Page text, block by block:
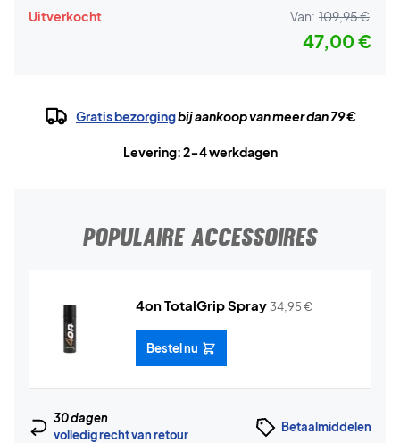
Uitverkocht Van: 109,95 €
47,00 €
Gratis bezorgingbij aankoop van meer dan 79 €
Levering: 2-4 werkdagen
POPULAIRE ACCESSOIRES
4on TotalGrip Spray 34,95€
Bestel nu
30 dagen
volledig recht van retour
Betaalmiddelen